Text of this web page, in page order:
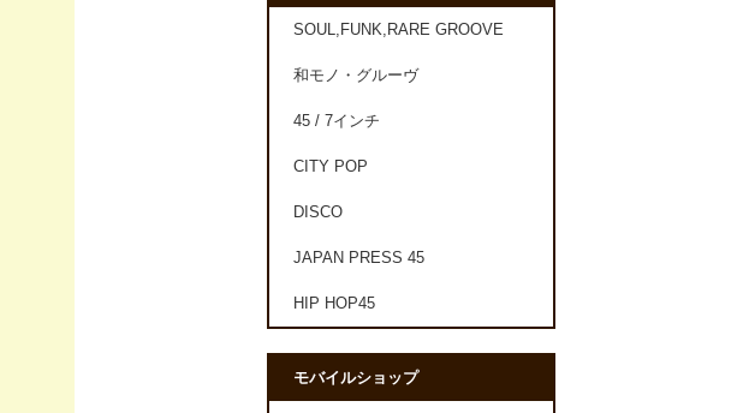
SOUL,FUNK,RARE GROOVE
和モノ・グルーヴ
45 / 7インチ
CITY POP
DISCO
JAPAN PRESS 45
HIP HOP45
モバイルショップ